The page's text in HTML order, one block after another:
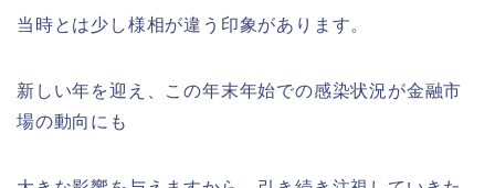
当時とは少し様相が違う印象があります。
新しい年を迎え、この年末年始での感染状況が金融市
場の動向にも